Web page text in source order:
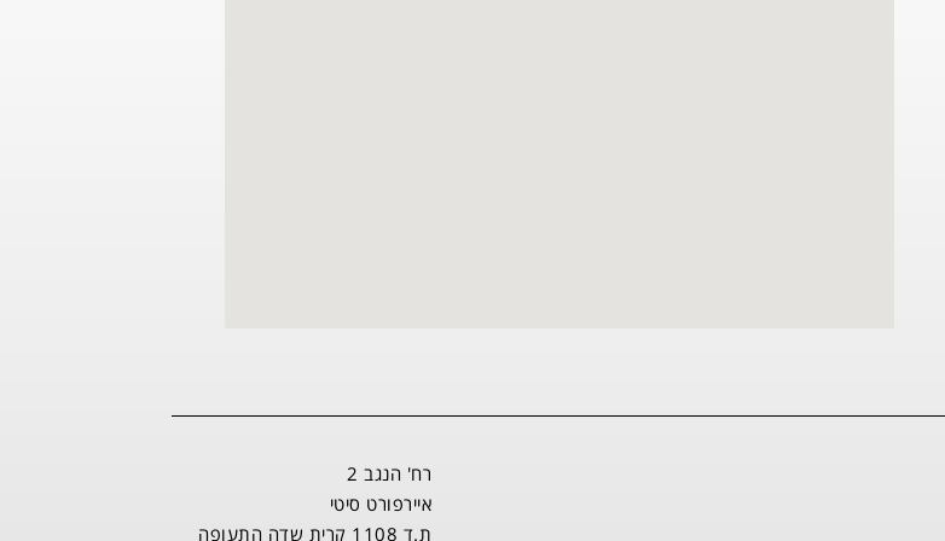
רח' הנגב 2
איירפורט סיטי
ת.ד 1108 קרית שדה התעופה